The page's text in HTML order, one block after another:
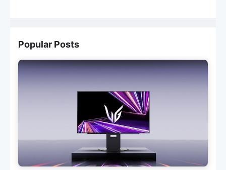
Popular Posts